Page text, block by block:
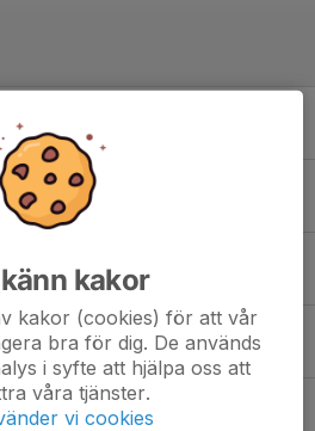
kakor
kakor (cookies) för att vår
bra för dig. De används
i syfte att hjälpa oss att
våra tjänster.
vi cookies